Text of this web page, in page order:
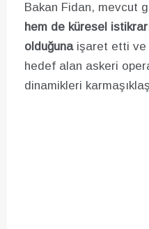
Bakan Fidan, mevcut
hem de küresel
olduğunaişaret etti ve
hedef alan askeri
dinamikleri